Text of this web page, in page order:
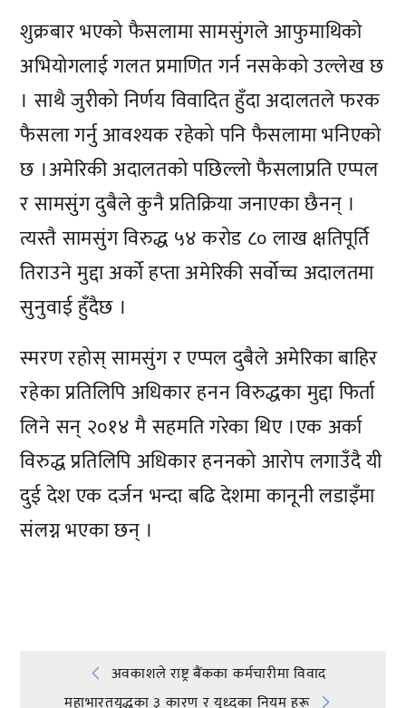
शुक्रबार भएको फैसलामा सामसुंगले आफुमाथिको
अभियोगलाई गलत प्रमाणित गर्न नसकेको उल्लेख छ
। साथै जुरीको निर्णय विवादित हुँदा अदालतले फरक
फैसला गर्नु आवश्यक रहेको पनि फैसलामा भनिएको
छ ।अमेरिकी अदालतको पछिल्लो फैसलाप्रति एप्पल
र सामसुंग दुबैले कुनै प्रतिक्रिया जनाएका छैनन् ।
त्यस्तै सामसुंग विरुद्ध ५४ करोड ८० लाख क्षतिपूर्ति
तिराउने मुद्दा अर्को हप्ता अमेरिकी सर्वोच्च अदालतमा
सुनुवाई हुँदैछ ।
स्मरण रहोस् सामसुंग र एप्पल दुबैले अमेरिका बाहिर
रहेका प्रतिलिपि अधिकार हनन विरुद्धका मुद्दा फिर्ता
लिने सन् २०१४ मै सहमति गरेका थिए ।एक अर्का
विरुद्ध प्रतिलिपि अधिकार हननको आरोप लगाउँदै यी
दुई देश एक दर्जन भन्दा बढि देशमा कानूनी लडाइँमा
संलग्न भएका छन् ।
Post अवकाशले राष्ट्र बैंकका कर्मचारीमा विवाद